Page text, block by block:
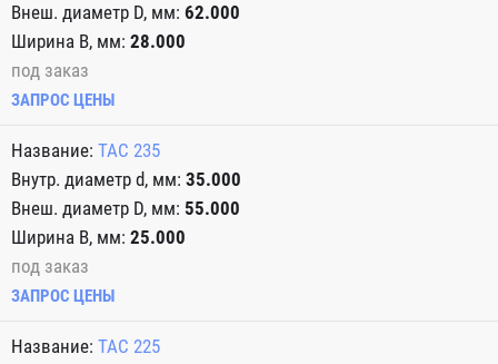
62.000
28.000
под заказ
ЗАПРОС ЦЕНЫ
TAC 235
35.000
55.000
25.000
под заказ
ЗАПРОС ЦЕНЫ
TAC 225